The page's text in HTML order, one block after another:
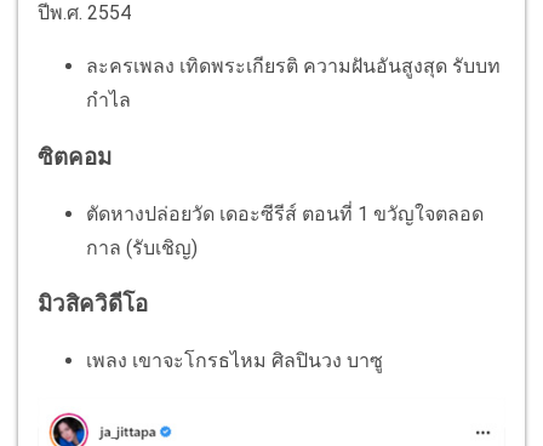
ปีพ.ศ. 2554
ละครเพลง เทิดพระเกียรติ ความฝันอันสูงสุด รับบท
กำไล
ซิตคอม
ตัดหางปล่อยวัด เดอะซีรีส์ ตอนที่ 1 ขวัญใจตลอด
กาล (รับเชิญ)
มิวสิควิดีโอ
เพลง เขาจะโกรธไหม ศิลปินวง บาซู